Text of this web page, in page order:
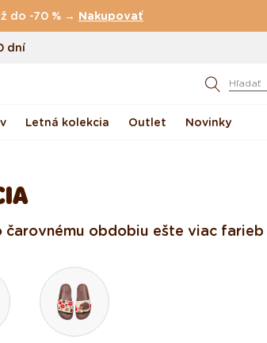
do -70 % → Nakupovať
dní
nás
Hľadať
Letná kolekcia Outlet Novinky
obdobiu ešte viac farieb